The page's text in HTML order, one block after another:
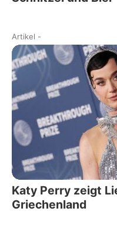
Artikel -
Katy Perry zeigt
Griechenland